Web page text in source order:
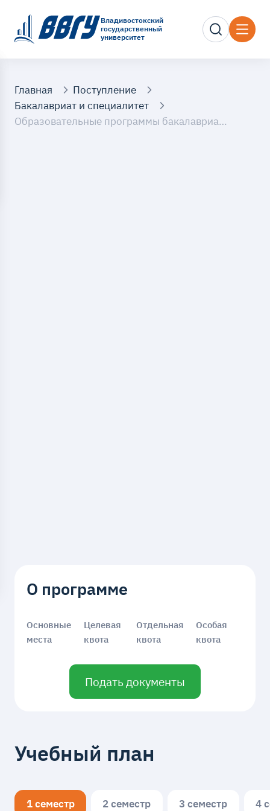
Владивостокский
государственный
университет
Главная
Поступление
Бакалавриат и специалитет
Образовательные программы бакалавриата и специалитета
О программе
Основные
места
Целевая
квота
Отдельная
квота
Особая
квота
Подать документы
Учебный план
1 семестр 2 семестр 3 семестр 4